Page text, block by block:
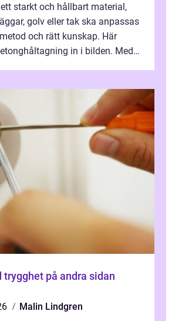
starkt och hållbart material,
golv eller tak ska anpassas
och rätt kunskap. Här
in i bilden. Med
Malin Lindgren